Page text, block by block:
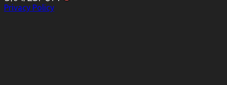
Privacy Policy